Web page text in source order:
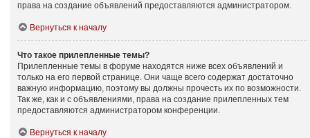
права на создание объявлений предоставляются администратором.
Вернуться к началу
Что такое прилепленные темы?
Прилепленные темы в форуме находятся ниже всех объявлений и
только на его первой странице. Они чаще всего содержат достаточно
важную информацию, поэтому вы должны прочесть их по возможности.
Так же, как и с объявлениями, права на создание прилепленных тем
предоставляются администратором конференции.
Вернуться к началу